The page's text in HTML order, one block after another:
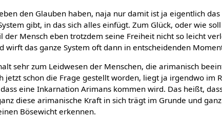
den Glauben haben, naja nur damit ist ja eigentlich
gibt, in das sich alles einfügt. Zum Glück, oder wie
der Mensch eben trotzdem seine Freiheit nicht so leicht
wirft das ganze System oft dann in entscheidenden
sehr zum Leidwesen der Menschen, die arimanisch
jetzt schon die Frage gestellt worden, liegt ja irgendwo im
eine Inkarnation Arimans kommen wird. Das heißt,
diese arimanische Kraft in sich trägt im Grunde und
Bösewicht erkennen.